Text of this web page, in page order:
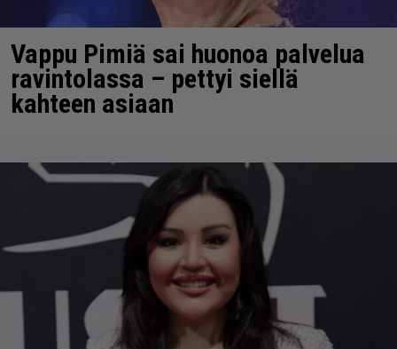
Vappu Pimiä sai huonoa palvelua
ravintolassa – pettyi siellä
kahteen asiaan